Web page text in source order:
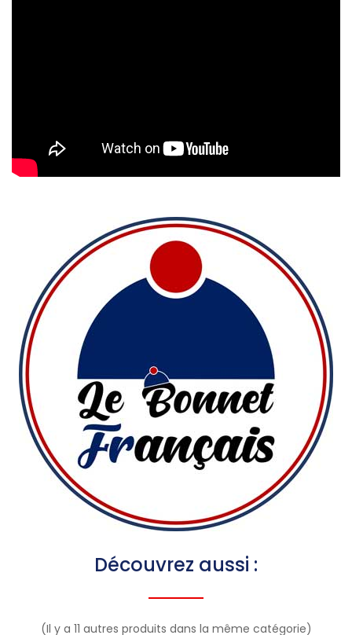
Découvrez aussi :
(Il y a 11 autres produits dans la même catégorie)